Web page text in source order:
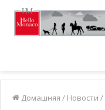
Домашняя / Новости /